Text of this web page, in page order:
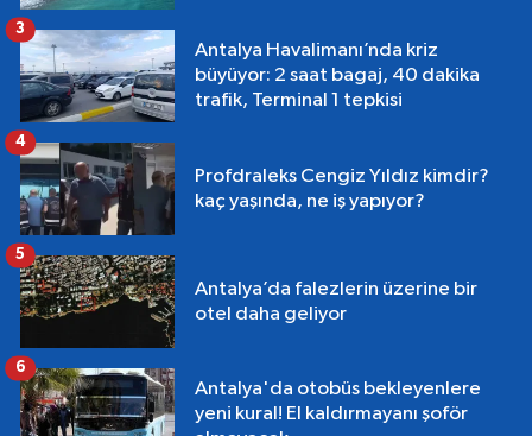
Antalya Havalimanı’nda kriz
büyüyor: 2 saat bagaj, 40 dakika
trafik, Terminal 1 tepkisi
3
Profdraleks Cengiz Yıldız kimdir?
kaç yaşında, ne iş yapıyor?
4
Antalya’da falezlerin üzerine bir
otel daha geliyor
5
Antalya'da otobüs bekleyenlere
yeni kural! El kaldırmayanı şoför
6